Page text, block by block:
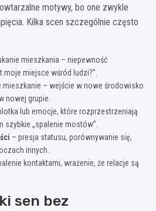
motywy, bo one zwykle
Kilka scen szczególnie często
mieszkania – niepewność
miejsce wśród ludzi?”.
mieszkanie – wejście w nowe środowisko
nowej grupie.
lub emocje, które rozprzestrzeniają
szybkie „spalenie mostów”.
– presja statusu, porównywanie się,
innych.
kontaktami, wrażenie, że relacje są
sen bez